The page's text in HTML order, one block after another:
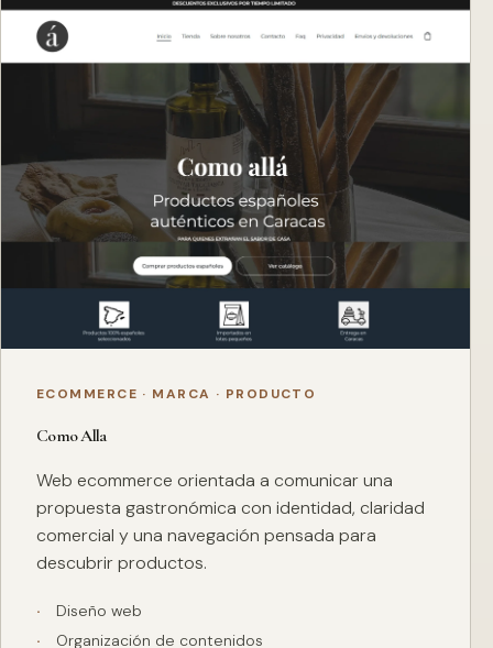
ECOMMERCE · MARCA · PRODUCTO
Como Alla
Web ecommerce orientada a comunicar una
propuesta gastronómica con identidad, claridad
comercial y una navegación pensada para
descubrir productos.
Diseño web
Organización de contenidos